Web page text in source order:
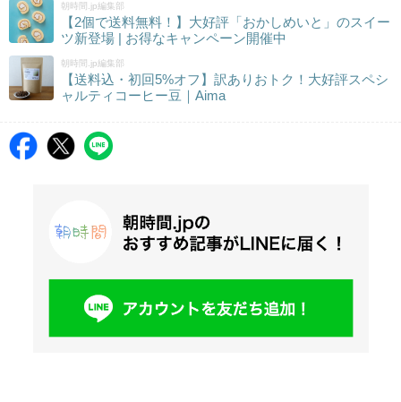
朝時間.jp編集部
【2個で送料無料！】大好評「おかしめいと」のスイー
ツ新登場 | お得なキャンペーン開催中
朝時間.jp編集部
【送料込・初回5%オフ】訳ありおトク！大好評スペシ
ャルティコーヒー豆｜Aima